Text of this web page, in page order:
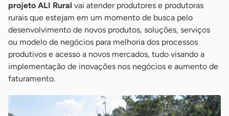
projeto ALI Rural vai atender produtores e produtoras
rurais que estejam em um momento de busca pelo
desenvolvimento de novos produtos, soluções, serviços
ou modelo de negócios para melhoria dos processos
produtivos e acesso a novos mercados, tudo visando a
implementação de inovações nos negócios e aumento de
faturamento.